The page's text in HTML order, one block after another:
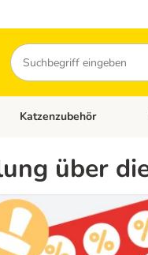
Suchen
Hundezubehör
Kategorie-Menü öffnen:
Katzenzubehör
über